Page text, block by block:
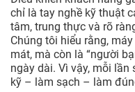
chỉ là tay nghề kỹ thuật
tâm, trung thực và rõ
Chúng tôi hiểu rằng,
mát, mà còn là “người
ngày dài. Vì vậy, mỗi
kỹ – làm sạch – làm